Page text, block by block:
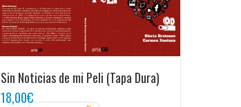
Sin Noticias de mi Peli (Tapa Dura)
18,00€